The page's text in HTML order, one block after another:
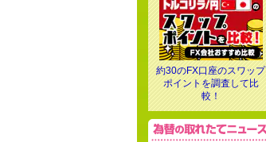
約30のFX口座のスワップ
ポイントを調査して比
較！